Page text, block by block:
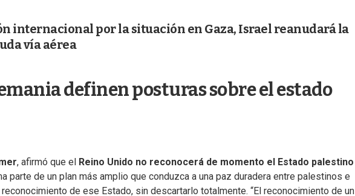
internacional por la situación en Gaza, Israel reanudará la
vía aérea
definen posturas sobre el estado
, afirmó que el
Reino Unido no reconocerá de momento el Estado palestino
parte de un plan más amplio que conduzca a una paz duradera entre palestinos e
de ese Estado, sin descartarlo totalmente. “El reconocimiento de un